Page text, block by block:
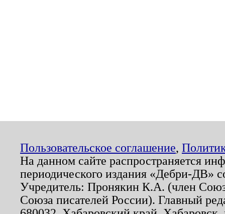
Пользовательское соглашение,
На данном сайте распространяется
периодического издания «Дебри-ДВ»
Учредитель: Пронякин К.А. (член
Союза писателей России). Главный